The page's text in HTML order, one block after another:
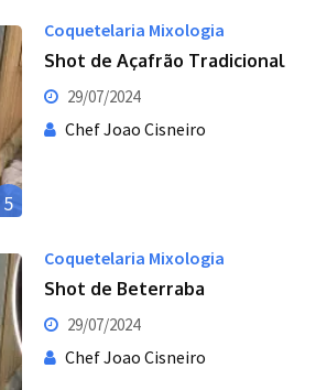
5
Coquetelaria Mixologia
Shot de Açafrão Tradicional
29/07/2024
Chef Joao Cisneiro
Coquetelaria Mixologia
Shot de Beterraba
29/07/2024
Chef Joao Cisneiro